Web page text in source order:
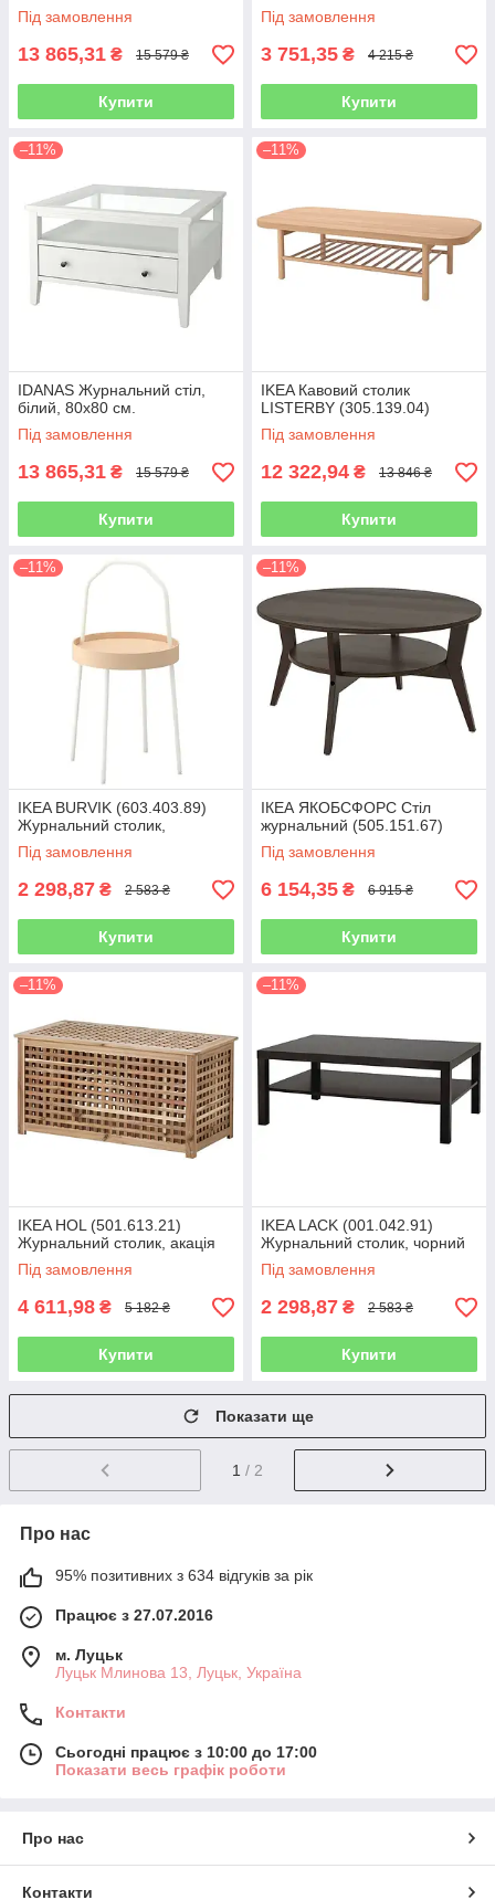
Під замовлення
13 865,31 ₴ 15 579 ₴
Купити
Під замовлення
3 751,35 ₴ 4 215 ₴
Купити
–11%
IDANAS Журнальний стіл,
білий, 80х80 см.
Під замовлення
13 865,31 ₴ 15 579 ₴
Купити
–11%
IKEA Кавовий столик
LISTERBY (305.139.04)
Під замовлення
12 322,94 ₴ 13 846 ₴
Купити
–11%
IKEA BURVIK (603.403.89)
Журнальний столик,
Під замовлення
2 298,87 ₴ 2 583 ₴
Купити
–11%
ІКЕА ЯКОБСФОРС Стіл
журнальний (505.151.67)
Під замовлення
6 154,35 ₴ 6 915 ₴
Купити
–11%
IKEA HOL (501.613.21)
Журнальний столик, акація
Під замовлення
4 611,98 ₴ 5 182 ₴
Купити
–11%
IKEA LACK (001.042.91)
Журнальний столик, чорний
Під замовлення
2 298,87 ₴ 2 583 ₴
Купити
Показати ще
1 / 2
Про нас
95% позитивних з 634 відгуків за рік
Працює з 27.07.2016
м. Луцьк
Луцьк Млинова 13, Луцьк, Україна
Контакти
Сьогодні працює з 10:00 до 17:00
Показати весь графік роботи
Про нас
Контакти